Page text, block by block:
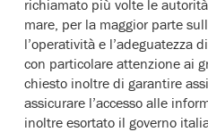
richiamato più volte le
mare, per la maggior parte
l’operatività e l’adeguatezza
con particolare attenzione ai
chiesto inoltre di garantire
assicurare l’accesso alle
inoltre esortato il governo